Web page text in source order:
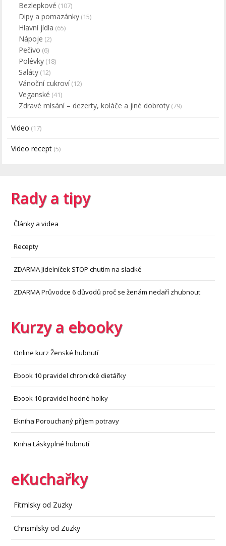
Bezlepkové (107)
Dipy a pomazánky (15)
Hlavní jídla (65)
Nápoje (2)
Pečivo (6)
Polévky (18)
Saláty (12)
Vánoční cukroví(12)
Veganské (41)
Zdravé mlsání – dezerty, koláče a jiné dobroty (79)
Video (17)
Video recept (5)
Rady a tipy
Články a videa
Recepty
ZDARMA Jídelníček STOP chutím na sladké
ZDARMA Průvodce 6 důvodů proč se ženám nedaří zhubnout
Kurzy a ebooky
Online kurz Ženské hubnutí
Ebook 10 pravidel chronické dietářky
Ebook 10 pravidel hodné holky
Ekniha Porouchaný příjem potravy
Kniha Láskyplné hubnutí
eKuchařky
Fitmlsky od Zuzky
Chrismlsky od Zuzky